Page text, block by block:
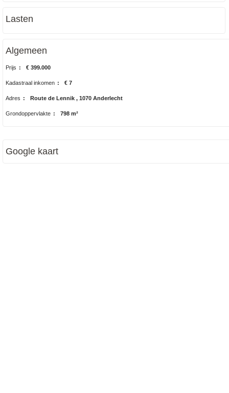
Lasten
Algemeen
Prijs : € 399.000
Kadastraal inkomen : € 7
Adres : Route de Lennik , 1070 Anderlecht
Grondoppervlakte : 798 m²
Google kaart